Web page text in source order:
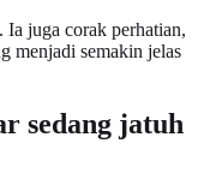
Ia juga corak perhatian,
menjadi semakin jelas
sedang jatuh